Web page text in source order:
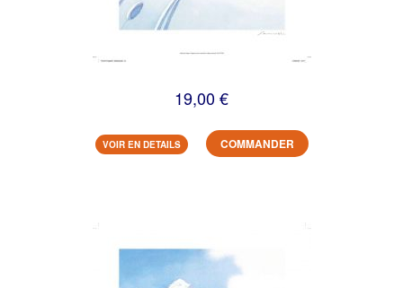
19,00 €
VOIR EN DETAILS COMMANDER